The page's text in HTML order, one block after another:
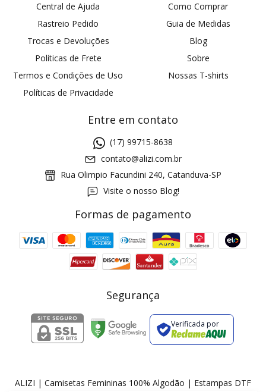
Central de Ajuda
Rastreio Pedido
Trocas e Devoluções
Políticas de Frete
Termos e Condições de Uso
Políticas de Privacidade
Como Comprar
Guia de Medidas
Blog
Sobre
Nossas T-shirts
Entre em contato
(17) 99715-8638
contato@alizi.com.br
Rua Olimpio Facundini 240, Catanduva-SP
Visite o nosso Blog!
Formas de pagamento
Segurança
Verificada por
ALIZI | Camisetas Femininas 100% Algodão | Estampas DTF
Cupom 1a compra: GANHE5
2 pecas 7% OFF